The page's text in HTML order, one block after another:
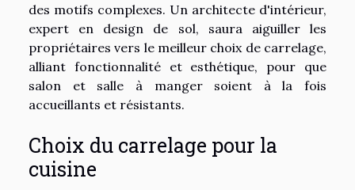
des motifs complexes. Un architecte d'intérieur,
expert en design de sol, saura aiguiller les
propriétaires vers le meilleur choix de carrelage,
alliant fonctionnalité et esthétique, pour que
salon et salle à manger soient à la fois
accueillants et résistants.
Choix du carrelage pour la
cuisine